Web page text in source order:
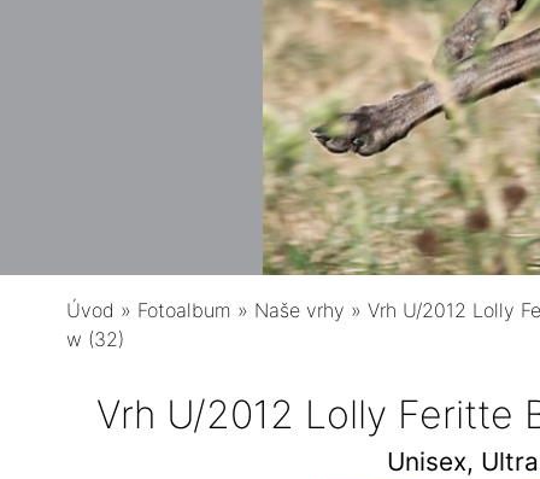
Úvod » Fotoalbum » Naše vrhy » Vrh U/2012 Lolly
w (32)
Vrh U/2012 Lolly Feritte
Unisex,